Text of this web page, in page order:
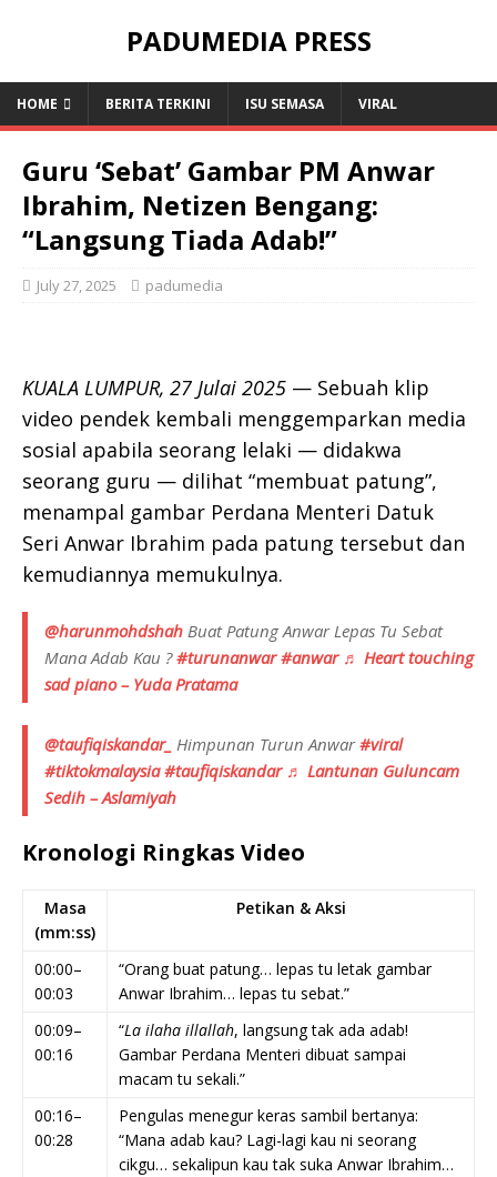
PADUMEDIA PRESS
HOME BERITA TERKINI ISU SEMASA VIRAL
Guru ‘Sebat’ Gambar PM Anwar
Ibrahim, Netizen Bengang:
“Langsung Tiada Adab!”
July 27, 2025 padumedia
KUALA LUMPUR, 27 Julai 2025 — Sebuah klip
video pendek kembali menggemparkan media
sosial apabila seorang lelaki — didakwa
seorang guru — dilihat “membuat patung”,
menampal gambar Perdana Menteri Datuk
Seri Anwar Ibrahim pada patung tersebut dan
kemudiannya memukulnya.
@harunmohdshah Buat Patung Anwar Lepas Tu Sebat
Mana Adab Kau ?#turunanwar #anwar ♬ Heart touching
sad piano – Yuda Pratama
@taufiqiskandar_ Himpunan Turun Anwar#viral
#tiktokmalaysia #taufiqiskandar ♬ Lantunan Guluncam
Sedih – Aslamiyah
Kronologi Ringkas Video
Masa
(mm:ss)
Petikan & Aksi
00:00–
00:03
“Orang buat patung… lepas tu letak gambar
Anwar Ibrahim… lepas tu sebat.”
00:09–
00:16
“La ilaha illallah, langsung tak ada adab!
Gambar Perdana Menteri dibuat sampai
macam tu sekali.”
00:16–
00:28
Pengulas menegur keras sambil bertanya:
“Mana adab kau? Lagi-lagi kau ni seorang
cikgu… sekalipun kau tak suka Anwar Ibrahim…